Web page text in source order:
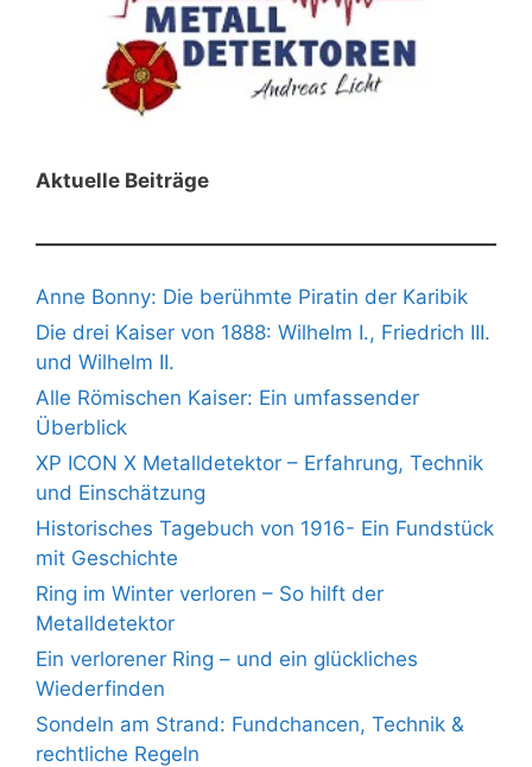
Aktuelle Beiträge
Anne Bonny: Die berühmte Piratin der Karibik
Die drei Kaiser von 1888: Wilhelm I., Friedrich III.
und Wilhelm II.
Alle Römischen Kaiser: Ein umfassender
Überblick
XP ICON X Metalldetektor – Erfahrung, Technik
und Einschätzung
Historisches Tagebuch von 1916- Ein Fundstück
mit Geschichte
Ring im Winter verloren – So hilft der
Metalldetektor
Ein verlorener Ring – und ein glückliches
Wiederfinden
Sondeln am Strand: Fundchancen, Technik &
rechtliche Regeln